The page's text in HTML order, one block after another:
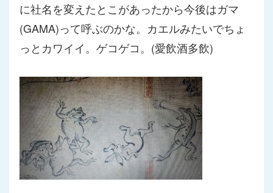
に社名を変えたとこがあったから今後はガマ
(GAMA)って呼ぶのかな。 カエルみたいでちょ
っとカワイイ。ゲコゲコ。(愛飲酒多飲)